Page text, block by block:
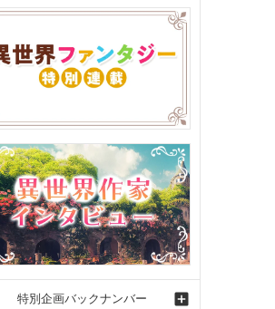
特別企画バックナンバー